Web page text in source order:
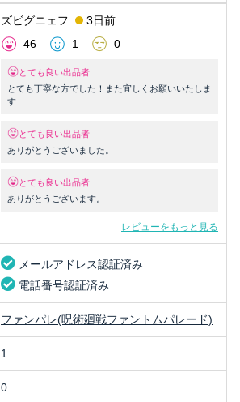
ズビグニェフ
3日前
46
1 0
とても良い出品者
とても丁寧な方でした！また宜しくお願いいたしま
す
とても良い出品者
ありがとうございました。
とても良い出品者
ありがとうございます。
レビューをもっと見る
メールアドレス認証済み
電話番号認証済み
ファンパレ(呪術廻戦ファントムパレード)
1
0